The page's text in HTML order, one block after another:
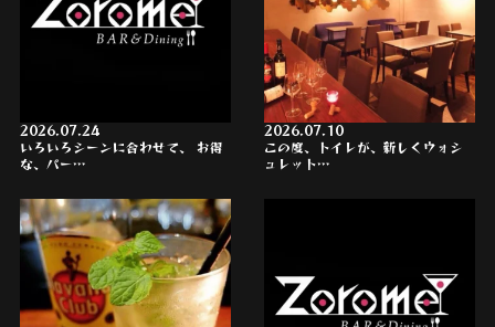
2026.07.24
いろいろシーンに合わせて、 お得
な、パー…
2026.07.10
この度、トイレが、新しくウォシ
ュレット…